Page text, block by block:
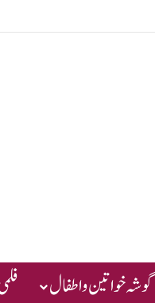
گوشہ خواتین و اطفال